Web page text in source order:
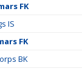
FK
IS
FK
BK